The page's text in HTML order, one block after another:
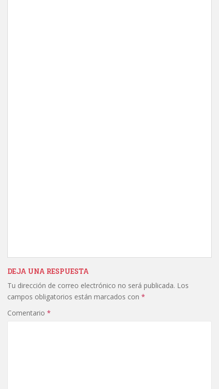
DEJA UNA RESPUESTA
Tu dirección de correo electrónico no será publicada. Los
campos obligatorios están marcados con *
Comentario *